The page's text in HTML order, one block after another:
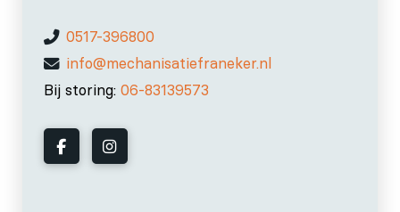
0517-396800
info@mechanisatiefraneker.nl
Bij storing: 06-83139573